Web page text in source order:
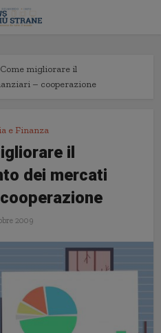
Come migliorare il
– cooperazione
e Finanza
il
dei mercati
2009